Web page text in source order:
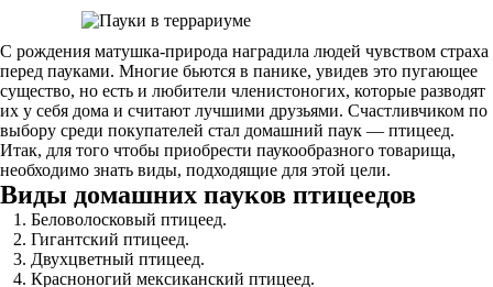
С рождения матушка-природа наградила людей чувством страха
перед пауками. Многие бьются в панике, увидев это пугающее
существо, но есть и любители членистоногих, которые разводят
их у себя дома и считают лучшими друзьями. Счастливчиком по
выбору среди покупателей стал домашний паук — птицеед.
Итак, для того чтобы приобрести паукообразного товарища,
необходимо знать виды, подходящие для этой цели.
Виды домашних пауков птицеедов
Беловолосковый птицеед.
Гигантский птицеед.
Двухцветный птицеед.
Красноногий мексиканский птицеед.